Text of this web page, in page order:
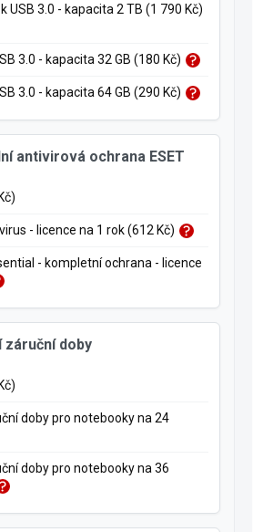
USB 3.0 - kapacita 2 TB (1 790 Kč)
3.0 - kapacita 32 GB (180 Kč)
3.0 - kapacita 64 GB (290 Kč)
antivirová ochrana ESET
- licence na 1 rok (612 Kč)
- kompletní ochrana - licence
záruční doby
doby pro notebooky na 24
doby pro notebooky na 36